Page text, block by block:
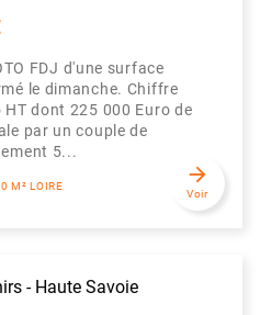
FDJ d'une surface
le dimanche. Chiffre
dont 225 000 Euro de
par un couple de
5...
M² LOIRE
arrow_forward
Voir
- Haute Savoie